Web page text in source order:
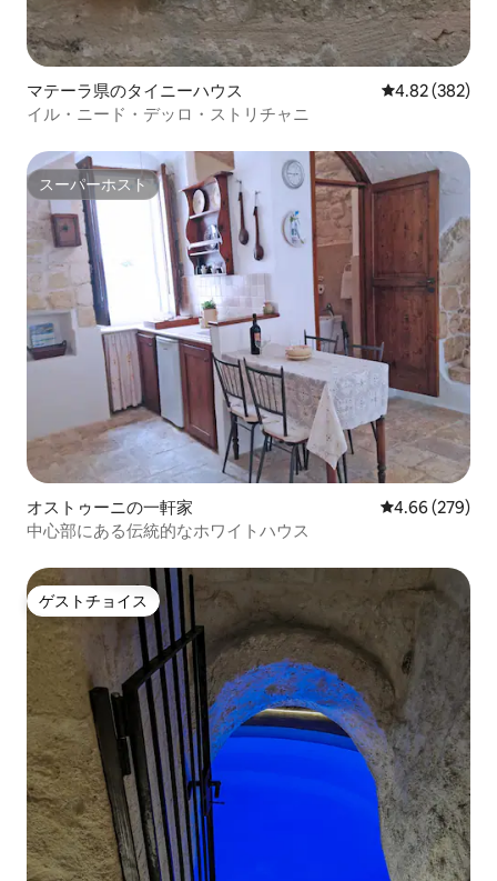
マテーラ県のタイニーハウス レビュー382
4.82 (382)
イル・ニード・デッロ・ストリチャニ
スーパーホスト
スーパーホスト
オストゥーニの一軒家 レビュー279
4.66 (279)
中心部にある伝統的なホワイトハウス
ゲストチョイス
ゲストチョイス